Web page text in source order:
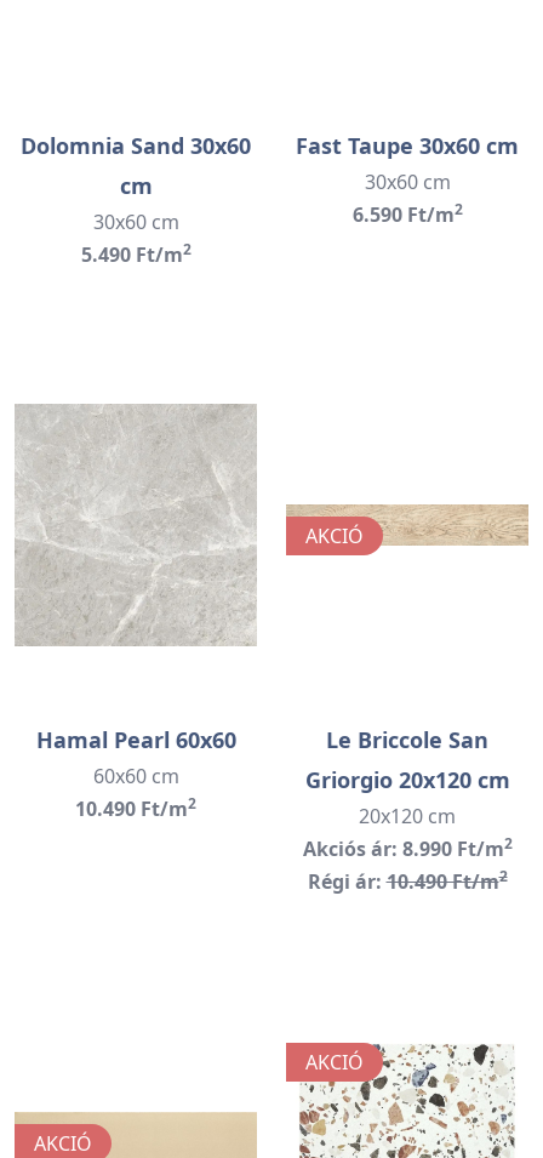
Dolomnia Sand 30x60
cm
30x60 cm
5.490 Ft/m2
Fast Taupe 30x60 cm
30x60 cm
6.590 Ft/m2
Hamal Pearl 60x60
60x60 cm
10.490 Ft/m2
AKCIÓ
Le Briccole San
Griorgio 20x120 cm
20x120 cm
Akciós ár: 8.990 Ft/m2
Régi ár:10.490 Ft/m2
AKCIÓ
AKCIÓ